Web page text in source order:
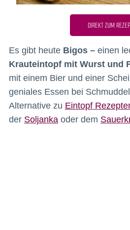
DIREKT ZUM
Es gibt heuteBigos – einen
Krauteintopf mit Wurst und
mit einem Bier und einer
geniales Essen bei
Alternative zu Eintopf
der Soljankaoder dem